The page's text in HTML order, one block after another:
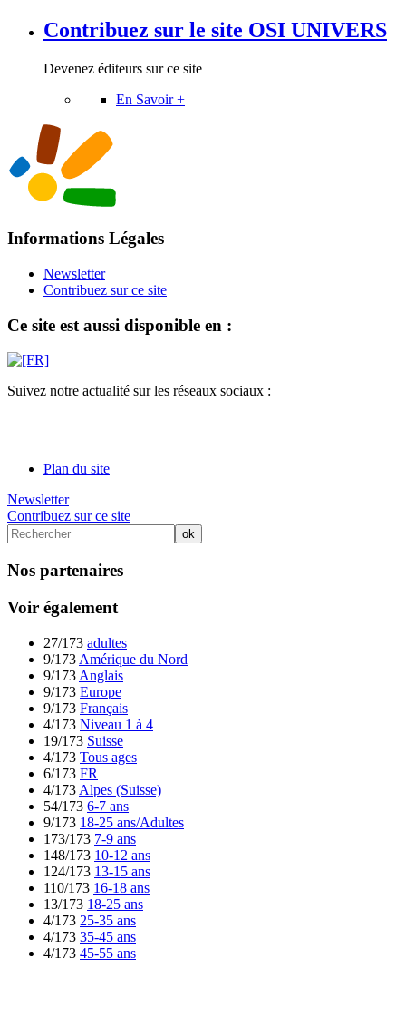
Contribuez sur le site OSI UNIVERS
Devenez éditeurs sur ce site
En Savoir +
Informations Légales
Newsletter
Contribuez sur ce site
Ce site est aussi disponible en :
Suivez notre actualité sur les réseaux sociaux :
Plan du site
Newsletter
Contribuez sur ce site
Nos partenaires
Voir également
27/173 adultes
9/173 Amérique du Nord
9/173 Anglais
9/173 Europe
9/173 Français
4/173 Niveau 1 à 4
19/173 Suisse
4/173 Tous ages
6/173 FR
4/173 Alpes (Suisse)
54/173 6-7 ans
9/173 18-25 ans/Adultes
173/173 7-9 ans
148/173 10-12 ans
124/173 13-15 ans
110/173 16-18 ans
13/173 18-25 ans
4/173 25-35 ans
4/173 35-45 ans
4/173 45-55 ans